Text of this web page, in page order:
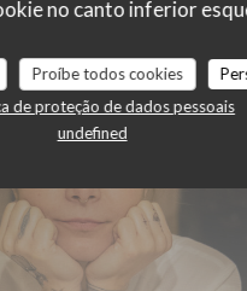
no canto inferior
Proíbe todos cookies
de proteção de dados pessoais
undefined
TAPAS